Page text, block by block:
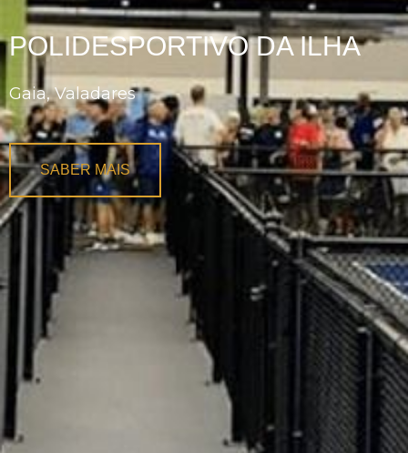
POLIDESPORTIVO DA ILHA
Gaia, Valadares
SABER MAIS